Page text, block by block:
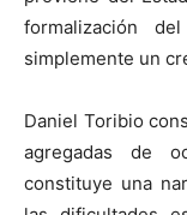
formalización
simplemente un
Daniel Toribio
agregadas de
constituye una